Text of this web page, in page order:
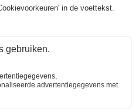
zwembad in